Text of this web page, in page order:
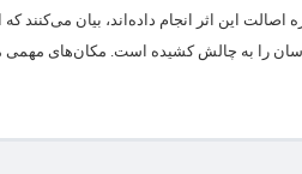
این اثر انجام داده‌اند، بیان می‌کنند
را به چالش کشیده است. مکان‌های مهمی